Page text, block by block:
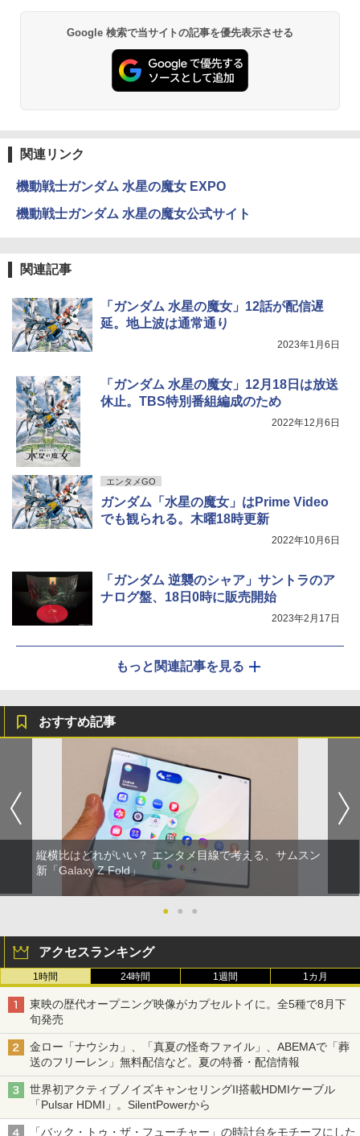
Google 検索で当サイトの記事を優先表示させる
関連リンク
機動戦士ガンダム 水星の魔女 EXPO
機動戦士ガンダム 水星の魔女公式サイト
関連記事
「ガンダム 水星の魔女」12話が配信遅
延。地上波は通常通り
2023年1月6日
「ガンダム 水星の魔女」12月18日は放送
休止。TBS特別番組編成のため
2022年12月6日
エンタメGO
ガンダム「水星の魔女」はPrime Video
でも観られる。木曜18時更新
2022年10月6日
「ガンダム 逆襲のシャア」サントラのア
ナログ盤、18日0時に販売開始
2023年2月17日
もっと関連記事を見る
おすすめ記事
縦横比はどれがいい？ エンタメ目線で考える、サムスン
新「Galaxy Z Fold」
● ● ●
アクセスランキング
1時間 24時間 1週間 1カ月
東映の歴代オープニング映像がカプセルトイに。全5種で8月下
旬発売
金ロー「ナウシカ」、「真夏の怪奇ファイル」、ABEMAで「葬
送のフリーレン」無料配信など。夏の特番・配信情報
世界初アクティブノイズキャンセリングII搭載HDMIケーブル
「Pulsar HDMI」。SilentPowerから
「バック・トゥ・ザ・フューチャー」の時計台をモチーフにした